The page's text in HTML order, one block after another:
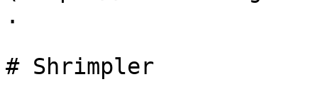
.
# Shrimpler